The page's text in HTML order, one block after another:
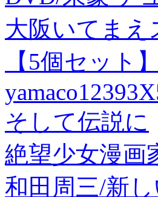
大阪いてまえ
【5個セット
そして伝説に
絶望少女漫画
和田周三/新